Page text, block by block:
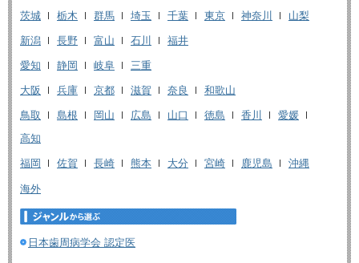
茨城 栃木 群馬 埼玉 千葉 東京 神奈川 山梨
新潟 長野 富山 石川 福井
愛知 静岡 岐阜 三重
大阪 兵庫 京都 滋賀 奈良 和歌山
鳥取 島根 岡山 広島 山口 徳島 香川
愛媛
高知
福岡 佐賀 長崎 熊本 大分 宮崎 鹿児島 沖縄
海外
日本歯周病学会 認定医